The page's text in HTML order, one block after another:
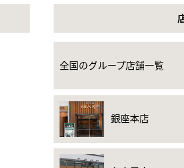
全国のグループ店舗一覧
銀座本店